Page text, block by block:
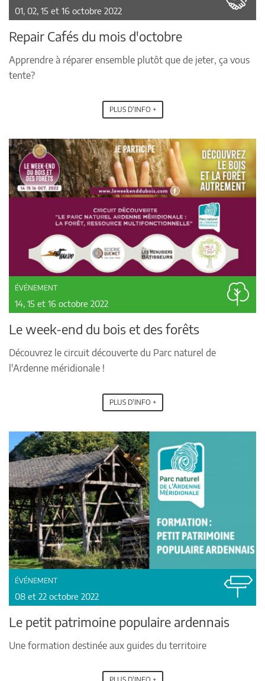
01, 02, 15 et 16 octobre 2022
Repair Cafés du mois d'octobre
Apprendre à réparer ensemble plutôt que de jeter, ça vous
tente?
PLUS D'INFO +
ÉVÉNEMENT
14, 15 et 16 octobre 2022
Le week-end du bois et des forêts
Découvrez le circuit découverte du Parc naturel de
l'Ardenne méridionale !
PLUS D'INFO +
ÉVÉNEMENT
08 et 22 octobre 2022
Le petit patrimoine populaire ardennais
Une formation destinée aux guides du territoire